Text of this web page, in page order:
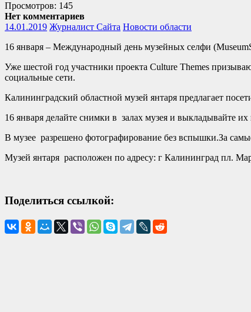
Просмотров: 145
Нет комментариев
14.01.2019 Журналист Сайта Новости области
16 января – Международный день музейных селфи
Уже шестой год участники проекта Culture Themes
социальные сети.
Калининградский областной музей янтаря предлагает
16 января делайте снимки в залах музея и выкладывайте
В музее разрешено фотографирование без вспышки.За
Музей янтаря расположен по адресу: г Калининград пл.
Поделиться ссылкой: